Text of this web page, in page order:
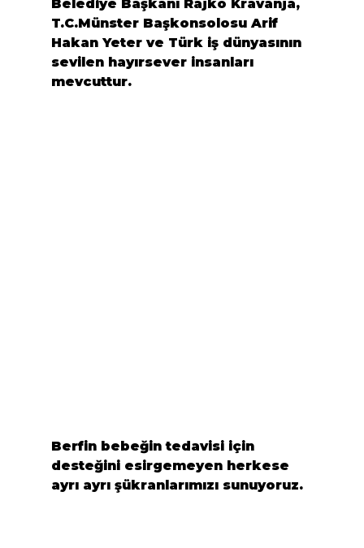
Belediye Başkanı Rajko Kravanja,
T.C.Münster Başkonsolosu Arif
Hakan Yeter ve Türk iş dünyasının
sevilen hayırsever insanları
mevcuttur.
Berfin bebeğin tedavisi için
desteğini esirgemeyen herkese
ayrı ayrı şükranlarımızı sunuyoruz.